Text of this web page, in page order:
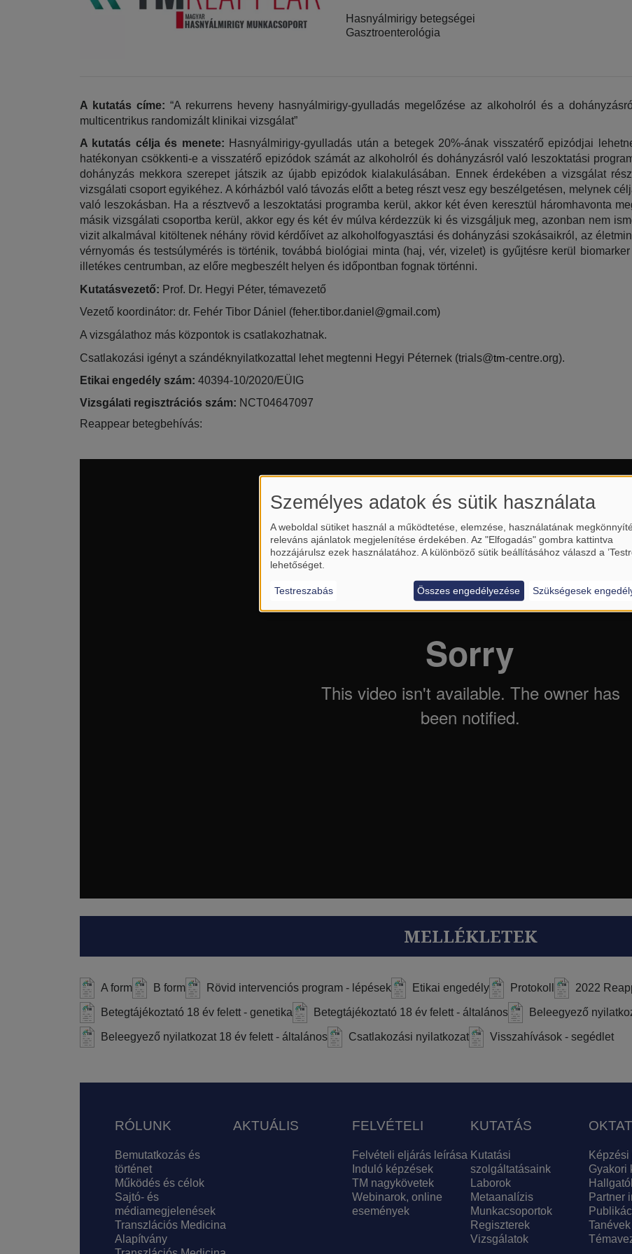
Hasnyálmirigy betegségei
Gasztroenterológia
A kutatás címe: “A rekurrens heveny hasnyálmirigy-gyulladás megelőzése az alkoholról és a
multicentrikus randomizált klinikai vizsgálat”
A kutatás célja és menete: Hasnyálmirigy-gyulladás után a betegek 20%-ának visszatérő epizódjai
hatékonyan csökkenti-e a visszatérő epizódok számát az alkoholról és dohányzásról való leszoktatási
dohányzás mekkora szerepet játszik az újabb epizódok kialakulásában. Ennek érdekében a vizsgálat
vizsgálati csoport egyikéhez. A kórházból való távozás előtt a beteg részt vesz egy beszélgetésen, melynek
való leszokásban. Ha a résztvevő a leszoktatási programba kerül, akkor két éven keresztül háromhavonta
másik vizsgálati csoportba kerül, akkor egy és két év múlva kérdezzük ki és vizsgáljuk meg, azonban nem
vizit alkalmával kitöltenek néhány rövid kérdőívet az alkoholfogyasztási és dohányzási szokásaikról, az
vérnyomás és testsúlymérés is történik, továbbá biológiai minta (haj, vér, vizelet) is gyűjtésre kerül
illetékes centrumban, az előre megbeszélt helyen és időpontban fognak történni.
Kutatásvezető: Prof. Dr. Hegyi Péter, témavezető
Vezető koordinátor: dr. Fehér Tibor Dániel (feher.tibor.daniel@gmail.com)
A vizsgálathoz más központok is csatlakozhatnak.
Csatlakozási igényt a szándéknyilatkozattal lehet megtenni Hegyi Péternek (trials@tm-centre.org).
Etikai engedély szám: 40394-10/2020/EÜIG
Vizsgálati regisztrációs szám: NCT04647097
Reappear betegbehívás:
MELLÉKLETEK
A form B form Rövid intervenciós program - lépések Etikai engedély Protokoll 2022
Betegtájékoztató 18 év felett - genetika Betegtájékoztató 18 év felett - általános Beleegyező
Beleegyező nyilatkozat 18 év felett - általános Csatlakozási nyilatkozat Visszahívások - segédlet
Lábléc
RÓLUNK
Bemutatkozás és
történet
Működés és célok
Sajtó- és
médiamegjelenések
Transzlációs Medicina
Alapítvány
AKTUÁLIS FELVÉTELI
Felvételi eljárás leírása
Induló képzések
TM nagykövetek
Webinarok, online
események
KUTATÁS
Kutatási
szolgáltatásaink
Laborok
Metaanalízis
Munkacsoportok
Regiszterek
Vizsgálatok
Gyakori
Partner
Tanévek
Személyes adatok és sütik használata
A weboldal sütiket használ a működtetése, elemzése, használatának
releváns ajánlatok megjelenítése érdekében. Az "Elfogadás" gombra kattintva
hozzájárulsz ezek használatához. A különböző sütik beállításához válaszd a
lehetőséget.
Testreszabás Szükségesek
Összes engedélyezése